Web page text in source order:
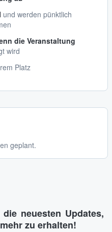
und werden pünktlich
die Veranstaltung
wird
Platz
geplant.
neuesten Updates,
zu erhalten!